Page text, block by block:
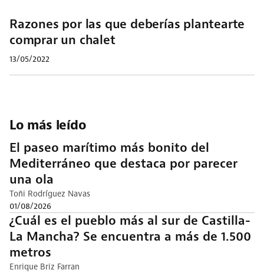
Razones por las que deberías plantearte
comprar un chalet
13/05/2022
Lo más leído
El paseo marítimo más bonito del
Mediterráneo que destaca por parecer
una ola
Toñi Rodríguez Navas
01/08/2026
¿Cuál es el pueblo más al sur de Castilla-
La Mancha? Se encuentra a más de 1.500
metros
Enrique Briz Farran